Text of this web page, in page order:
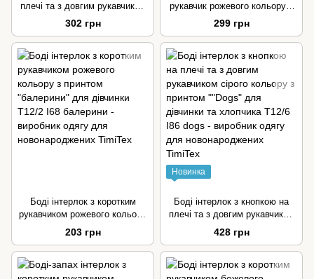
плечі та з довгим рукавчиком
в кольорі манго для дівчинки
та хлопчика
302 грн
рукавчик рожевого кольору з
принтом "балерини" для
дівчинки
299 грн
Боді інтерлок з коротким
рукавчиком рожевого кольору
з принтом "балерини" для
дівчинки
203 грн
Новинка
Боді інтерлок з кнопкою на
плечі та з довгим рукавчиком
сірого кольору з принтом
""Dogs" для дівчинки та
хлопчика
428 грн